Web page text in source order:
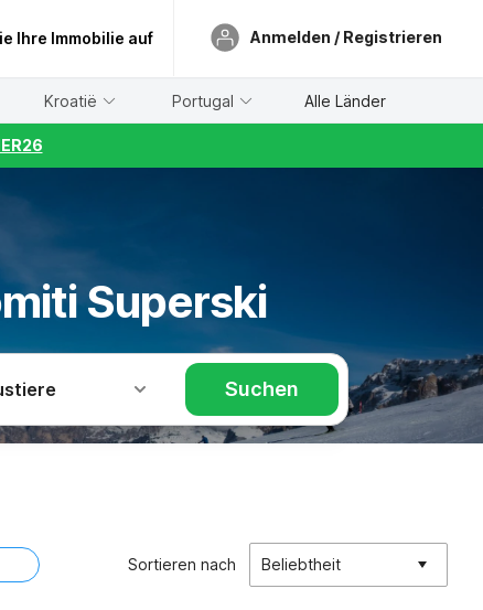
Ihre Immobilie auf Anmelden / Registrieren
Kroatië Portugal Alle Länder
Superski
Suchen
Sortieren nach Beliebtheit